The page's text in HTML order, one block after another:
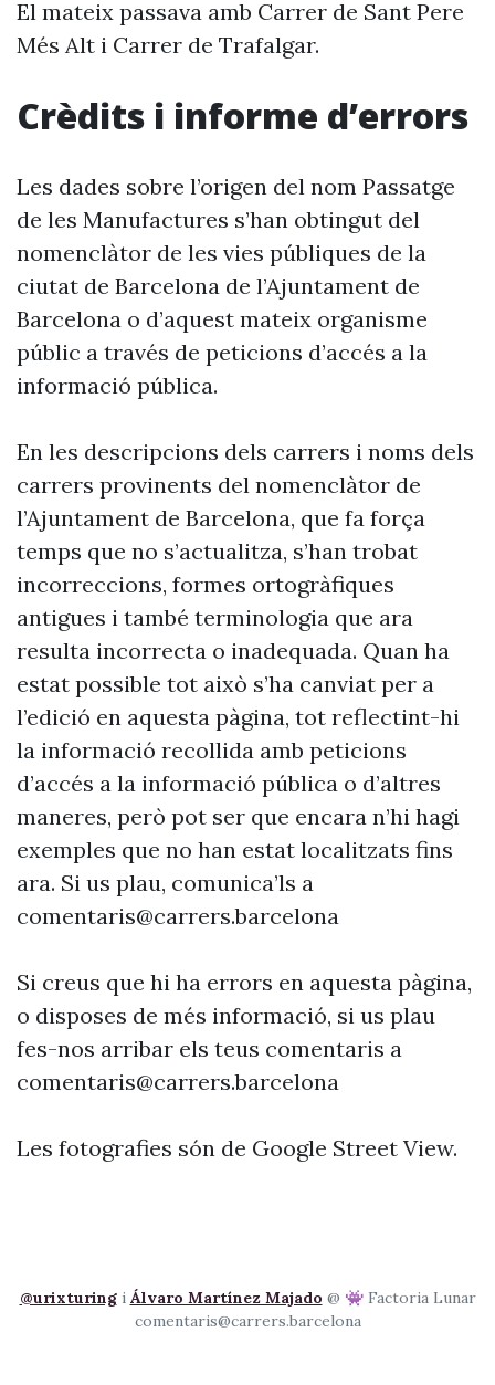
El mateix passava amb Carrer de Sant Pere
Més Alt i Carrer de Trafalgar.
Crèdits i informe d’errors
Les dades sobre l’origen del nom Passatge
de les Manufactures s’han obtingut del
nomenclàtor de les vies públiques de la
ciutat de Barcelona de l’Ajuntament de
Barcelona o d’aquest mateix organisme
públic a través de peticions d’accés a la
informació pública.
En les descripcions dels carrers i noms dels
carrers provinents del nomenclàtor de
l’Ajuntament de Barcelona, que fa força
temps que no s’actualitza, s’han trobat
incorreccions, formes ortogràfiques
antigues i també terminologia que ara
resulta incorrecta o inadequada. Quan ha
estat possible tot això s’ha canviat per a
l’edició en aquesta pàgina, tot reflectint-hi
la informació recollida amb peticions
d’accés a la informació pública o d’altres
maneres, però pot ser que encara n’hi hagi
exemples que no han estat localitzats fins
ara. Si us plau, comunica’ls a
comentaris@carrers.barcelona
Si creus que hi ha errors en aquesta pàgina,
o disposes de més informació, si us plau
fes-nos arribar els teus comentaris a
comentaris@carrers.barcelona
Les fotografies són de Google Street View.
@urixturingi Álvaro Martínez Majado @ 👾 Factoria Lunar
comentaris@carrers.barcelona